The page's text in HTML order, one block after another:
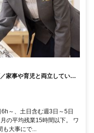
家事や育児と両立している
～、土日含む週3日～5日
の平均残業15時間以下。 ワ
大事にで...